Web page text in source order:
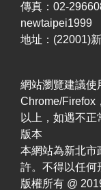
傳真：02-
newtaipei1999
地址：(22001)
網站瀏覽建議使
Chrome/Firefox
以上，如遇不
版本
本網站為新北市
許。不得以任何
版權所有 @